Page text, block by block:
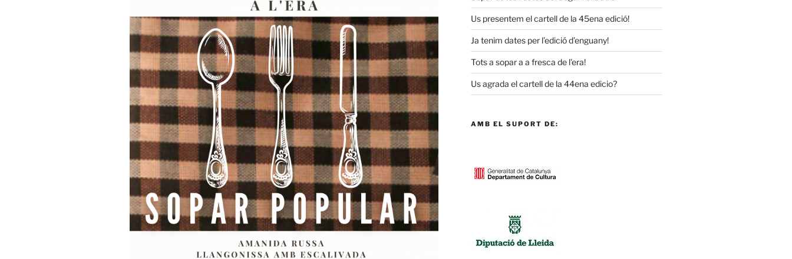
Us presentem el cartell de la 45ena edició!
Ja tenim dates per l’edició d’enguany!
Tots a sopar a a fresca de l’era!
Us agrada el cartell de la 44ena edicio?
AMB EL SUPORT DE: